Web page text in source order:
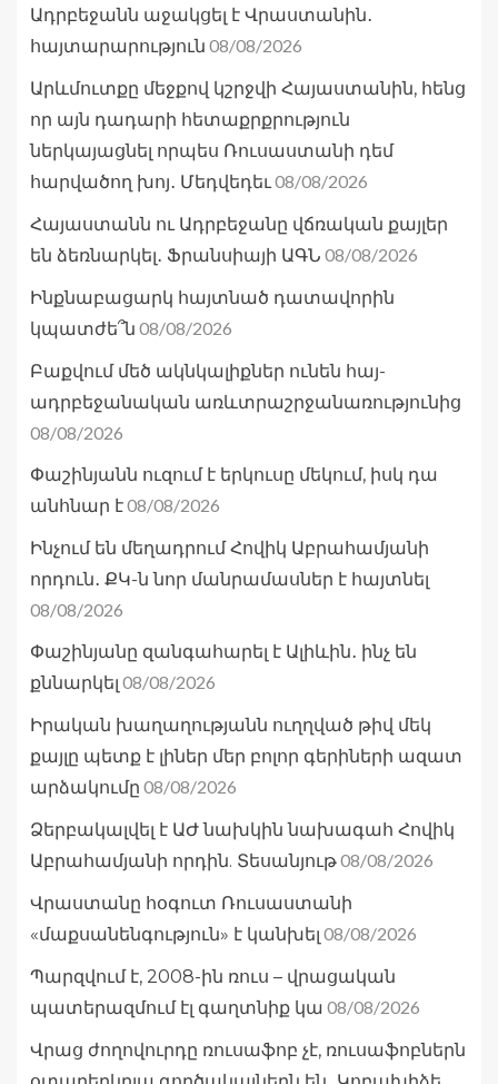
Ադրբեջանն աջակցել է Վրաստանին․
հայտարարություն 08/08/2026
Արևմուտքը մեջքով կշրջվի Հայաստանին, հենց
որ այն դադարի հետաքրքրություն
ներկայացնել որպես Ռուսաստանի դեմ
հարվածող խոյ․ Մեդվեդեւ08/08/2026
Հայաստանն ու Ադրբեջանը վճռական քայլեր
են ձեռնարկել․ Ֆրանսիայի ԱԳՆ 08/08/2026
Ինքնաբացարկ հայտնած դատավորին
կպատժե՞ն 08/08/2026
Բաքվում մեծ ակնկալիքներ ունեն հայ-
ադրբեջանական առևտրաշրջանառությունից
08/08/2026
Փաշինյանն ուզում է երկուսը մեկում, իսկ դա
անհնար է08/08/2026
Ինչում են մեղադրում Հովիկ Աբրահամյանի
որդուն․ ՔԿ-ն նոր մանրամասներ է հայտնել
08/08/2026
Փաշինյանը զանգահարել է Ալիևին․ ինչ են
քննարկել 08/08/2026
Իրական խաղաղությանն ուղղված թիվ մեկ
քայլը պետք է լիներ մեր բոլոր գերիների ազատ
արձակումը 08/08/2026
Ձերբակալվել է ԱԺ նախկին նախագահ Հովիկ
Աբրահամյանի որդին. Տեսանյութ08/08/2026
Վրաստանը հօգուտ Ռուսաստանի
«մաքսանենգություն» է կանխել 08/08/2026
Պարզվում է, 2008-ին ռուս – վրացական
պատերազմում էլ գաղտնիք կա 08/08/2026
Վրաց ժողովուրդը ռուսաֆոբ չէ, ռուսաֆոբներն